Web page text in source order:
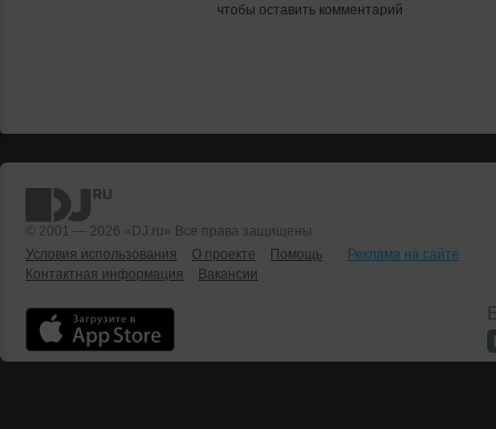
чтобы оставить комментарий
© 2001 — 2026 «DJ.ru» Все права защищены.
Условия использования
О проекте Помощь
Реклама на сайте
Контактная информация
Вакансии